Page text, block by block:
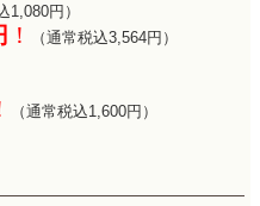
1,080円）
！ （通常税込3,564円）
（通常税込1,600円）